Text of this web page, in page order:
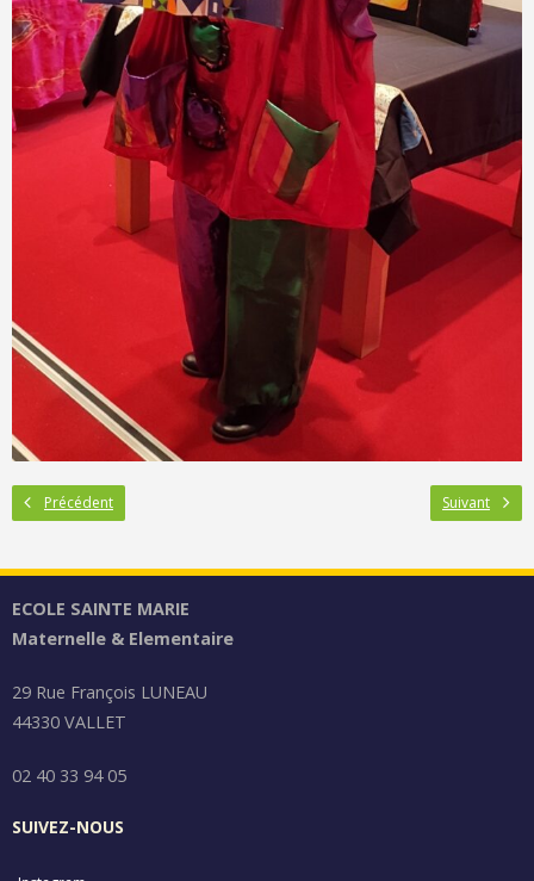
Précédent Suivant
ECOLE SAINTE MARIE
Maternelle & Elementaire
29 Rue François LUNEAU
44330 VALLET
02 40 33 94 05
SUIVEZ-NOUS